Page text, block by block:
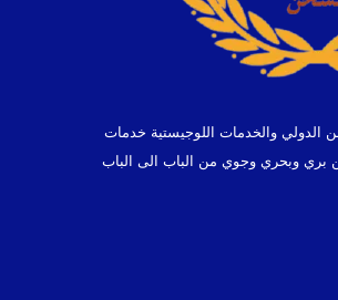
والخدمات اللوجيستية خدمات
بري وبحري وجوي من الباب الى الباب